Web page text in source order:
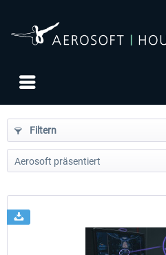
Filtern